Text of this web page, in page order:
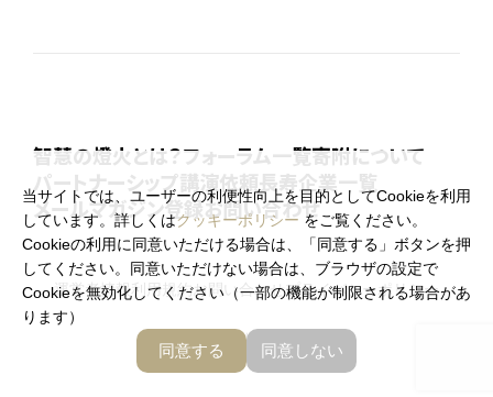
智慧の燈火とは？フォーラム一覧寄附について
パートナーシップ講演依頼長寿企業一覧
メールマガジン登録お問い合わせ
運営者情報 利用規約お問い合わせプライバシーポリシー
お知らせ メールマガジン登録
当サイトでは、ユーザーの利便性向上を目的としてCookieを利用
しています。詳しくはクッキーポリシー をご覧ください。
Cookieの利用に同意いただける場合は、「同意する」ボタンを押
してください。同意いただけない場合は、ブラウザの設定で
Cookieを無効化してください（一部の機能が制限される場合があ
ります）
同意する 同意しない